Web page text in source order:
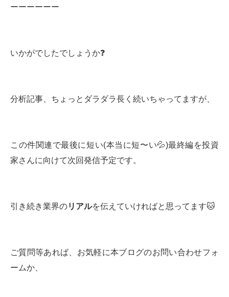
ーーーーーー
いかがでしたでしょうか❓
分析記事、ちょっとダラダラ長く続いちゃってますが、
この件関連で最後に短い(本当に短〜い💦)最終編を投資
家さんに向けて次回発信予定です。
引き続き業界のリアルを伝えていければと思ってます🐱
ご質問等あれば、お気軽に本ブログのお問い合わせフォ
ームか、